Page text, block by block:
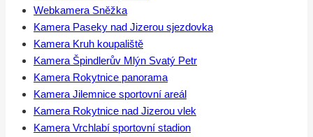
Webkamera Sněžka
Kamera Paseky nad Jizerou sjezdovka
Kamera Kruh koupaliště
Kamera Špindlerův Mlýn Svatý Petr
Kamera Rokytnice panorama
Kamera Jilemnice sportovní areál
Kamera Rokytnice nad Jizerou vlek
Kamera Vrchlabí sportovní stadion